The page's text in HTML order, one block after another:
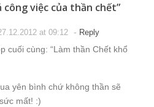
công việc của thần chết”
at 09:12 - Reply
cuối cùng: “Làm thần Chết khổ
yên bình chứ không thần sẽ
mất! :)